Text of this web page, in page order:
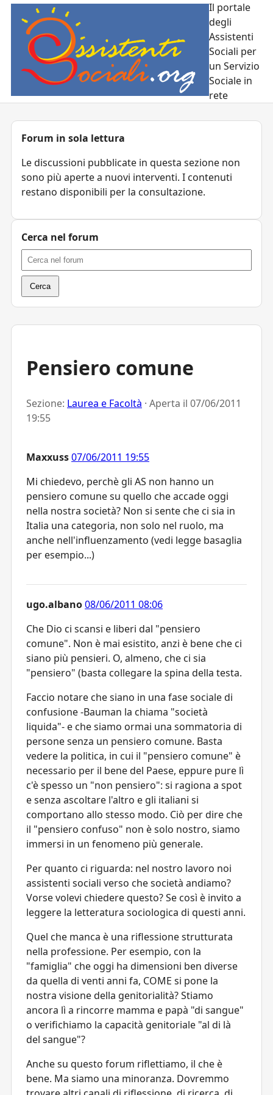
Il portale
degli
Assistenti
Sociali per
un Servizio
Sociale in
rete
Pensiero comune
Sezione: Laurea e Facoltà · Aperta il 07/06/2011
19:55
Maxxuss07/06/2011 19:55
Mi chiedevo, perchè gli AS non hanno un
pensiero comune su quello che accade oggi
nella nostra società? Non si sente che ci sia in
Italia una categoria, non solo nel ruolo, ma
anche nell'influenzamento (vedi legge basaglia
per esempio...)
ugo.albano08/06/2011 08:06
Che Dio ci scansi e liberi dal "pensiero
comune". Non è mai esistito, anzi è bene che ci
siano più pensieri. O, almeno, che ci sia
"pensiero" (basta collegare la spina della testa.
Faccio notare che siano in una fase sociale di
confusione -Bauman la chiama "società
liquida"- e che siamo ormai una sommatoria di
persone senza un pensiero comune. Basta
vedere la politica, in cui il "pensiero comune" è
necessario per il bene del Paese, eppure pure lì
c'è spesso un "non pensiero": si ragiona a spot
e senza ascoltare l'altro e gli italiani si
comportano allo stesso modo. Ciò per dire che
il "pensiero confuso" non è solo nostro, siamo
immersi in un fenomeno più generale.
Per quanto ci riguarda: nel nostro lavoro noi
assistenti sociali verso che società andiamo?
Vorse volevi chiedere questo? Se così è invito a
leggere la letteratura sociologica di questi anni.
Quel che manca è una riflessione strutturata
nella professione. Per esempio, con la
"famiglia" che oggi ha dimensioni ben diverse
da quella di venti anni fa, COME si pone la
nostra visione della genitorialità? Stiamo
ancora lì a rincorre mamma e papà "di sangue"
o verifichiamo la capacità genitoriale "al di là
del sangue"?
Anche su questo forum riflettiamo, il che è
bene. Ma siamo una minoranza. Dovremmo
Forum in sola lettura
Le discussioni pubblicate in questa sezione non
sono più aperte a nuovi interventi. I contenuti
restano disponibili per la consultazione.
Cerca nel forum
Cerca